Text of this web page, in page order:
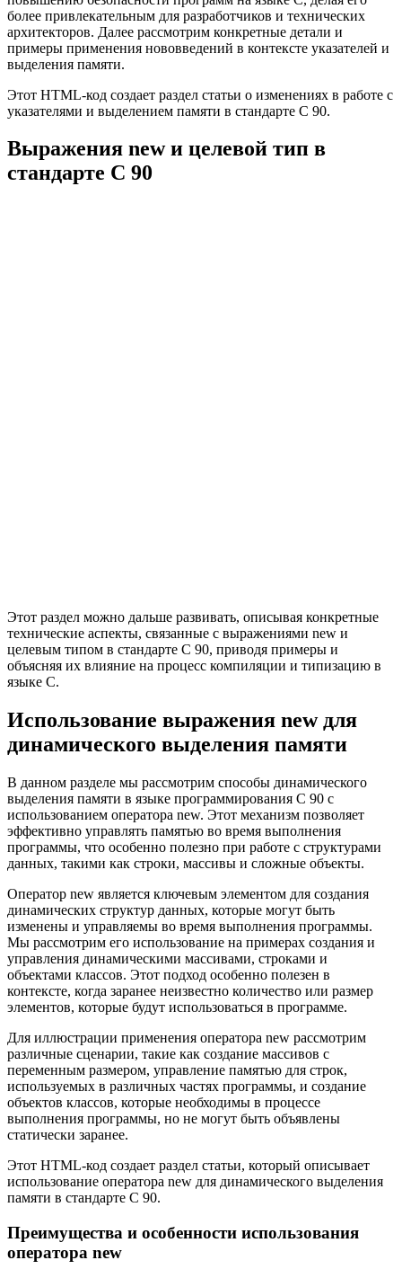
более привлекательным для разработчиков и технических
архитекторов. Далее рассмотрим конкретные детали и
примеры применения нововведений в контексте указателей и
выделения памяти.
Этот HTML-код создает раздел статьи о изменениях в работе с
указателями и выделением памяти в стандарте C 90.
Выражения new и целевой тип в
стандарте C 90
Этот раздел можно дальше развивать, описывая конкретные
технические аспекты, связанные с выражениями new и
целевым типом в стандарте C 90, приводя примеры и
объясняя их влияние на процесс компиляции и типизацию в
языке C.
Использование выражения new для
динамического выделения памяти
В данном разделе мы рассмотрим способы динамического
выделения памяти в языке программирования C 90 с
использованием оператора new. Этот механизм позволяет
эффективно управлять памятью во время выполнения
программы, что особенно полезно при работе с структурами
данных, такими как строки, массивы и сложные объекты.
Оператор new является ключевым элементом для создания
динамических структур данных, которые могут быть
изменены и управляемы во время выполнения программы.
Мы рассмотрим его использование на примерах создания и
управления динамическими массивами, строками и
объектами классов. Этот подход особенно полезен в
контексте, когда заранее неизвестно количество или размер
элементов, которые будут использоваться в программе.
Для иллюстрации применения оператора new рассмотрим
различные сценарии, такие как создание массивов с
переменным размером, управление памятью для строк,
используемых в различных частях программы, и создание
объектов классов, которые необходимы в процессе
выполнения программы, но не могут быть объявлены
статически заранее.
Этот HTML-код создает раздел статьи, который описывает
использование оператора new для динамического выделения
памяти в стандарте C 90.
Преимущества и особенности использования
оператора new